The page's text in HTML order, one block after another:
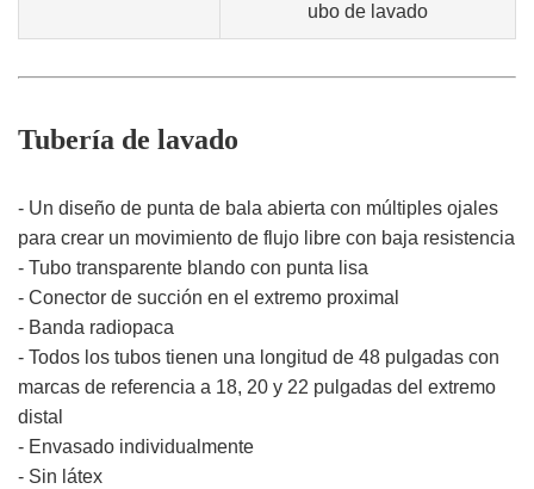
ubo de lavado
Tubería de lavado
- Un diseño de punta de bala abierta con múltiples ojales
para crear un movimiento de flujo libre con baja resistencia
- Tubo transparente blando con punta lisa
- Conector de succión en el extremo proximal
- Banda radiopaca
- Todos los tubos tienen una longitud de 48 pulgadas con
marcas de referencia a 18, 20 y 22 pulgadas del extremo
distal
- Envasado individualmente
- Sin látex